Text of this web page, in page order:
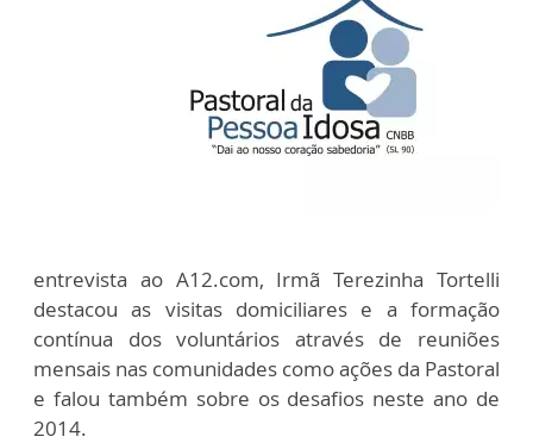
entrevista ao A12.com, Irmã Terezinha Tortelli
destacou as visitas domiciliares e a formação
contínua dos voluntários através de reuniões
mensais nas comunidades como ações da Pastoral
e falou também sobre os desafios neste ano de
2014.